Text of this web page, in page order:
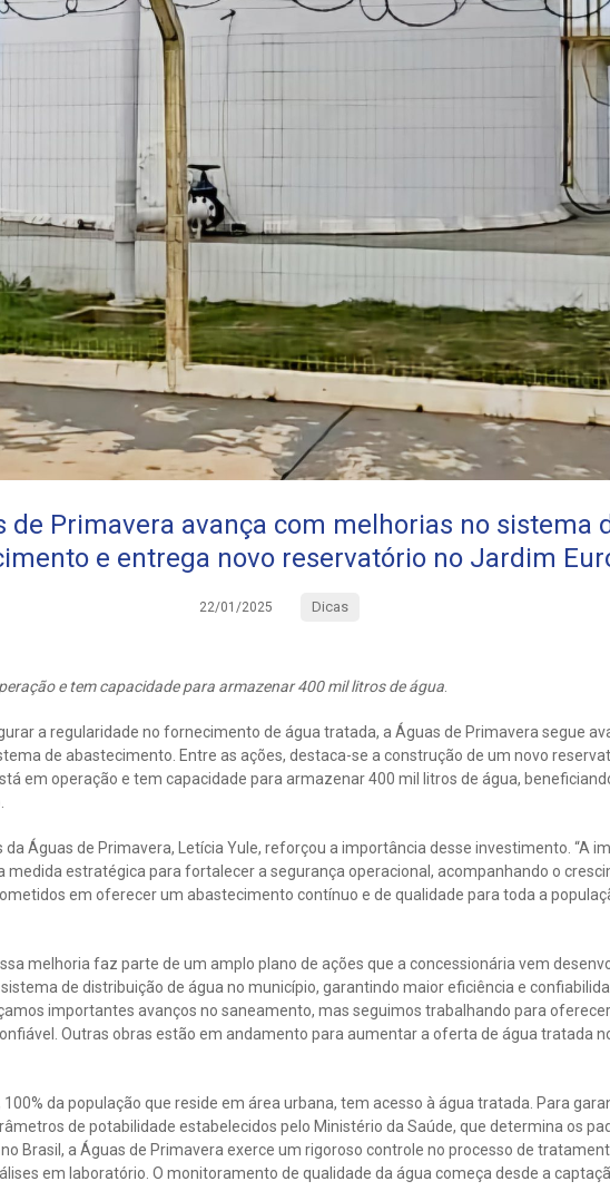
de Primavera avança com melhorias no sistema
e entrega novo reservatório no Jardim
22/01/2025 Dicas
e tem capacidade para armazenar 400 mil litros de água
a regularidade no fornecimento de água tratada, a Águas de Primavera segue
de abastecimento. Entre as ações, destaca-se a construção de um novo
em operação e tem capacidade para armazenar 400 mil litros de água,
Águas de Primavera, Letícia Yule, reforçou a importância desse investimento. “A
medida estratégica para fortalecer a segurança operacional, acompanhando o
em oferecer um abastecimento contínuo e de qualidade para toda a
melhoria faz parte de um amplo plano de ações que a concessionária vem
de distribuição de água no município, garantindo maior eficiência e
importantes avanços no saneamento, mas seguimos trabalhando para
Outras obras estão em andamento para aumentar a oferta de água tratada
100% da população que reside em área urbana, tem acesso à água tratada. Para
de potabilidade estabelecidos pelo Ministério da Saúde, que determina os
Brasil, a Águas de Primavera exerce um rigoroso controle no processo de
em laboratório. O monitoramento de qualidade da água começa desde a